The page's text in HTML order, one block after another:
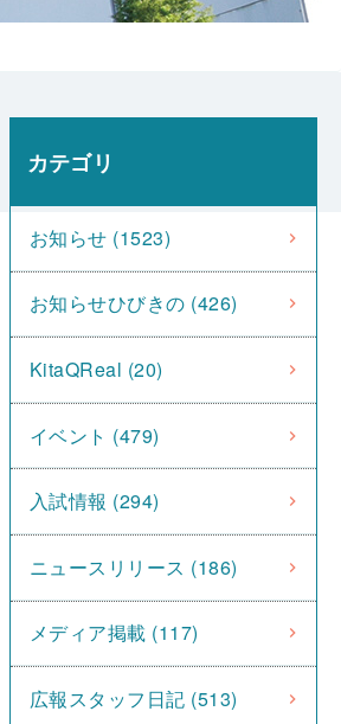
カテゴリ
お知らせ (1523)
お知らせひびきの (426)
KitaQReal (20)
イベント (479)
入試情報 (294)
ニュースリリース (186)
メディア掲載 (117)
広報スタッフ日記 (513)